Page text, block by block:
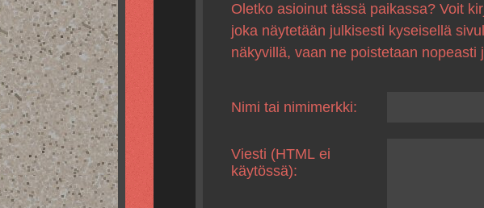
Oletko asioinut tässä paikassa? Voit
joka näytetään julkisesti kyseisellä
näkyvillä, vaan ne poistetaan nopeasti
Nimi tai nimimerkki:
Viesti (HTML ei
käytössä):